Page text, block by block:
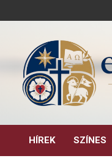
to
HÍREK SZÍNES